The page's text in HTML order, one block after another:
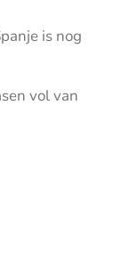
is nog
vol van